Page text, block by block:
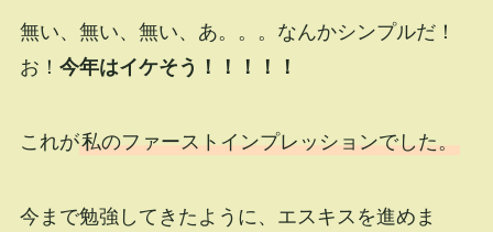
無い、無い、無い、あ。。。なんかシンプルだ！
お！ 今年はイケそう！！！！！
これが私のファーストインプレッションでした。
今まで勉強してきたように、エスキスを進めま